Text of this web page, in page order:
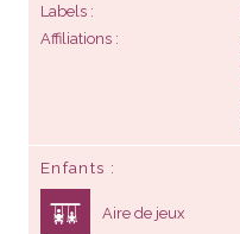
Labels
Affiliations
Enfants
Aire de jeux